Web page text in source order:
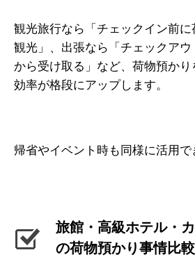
観光旅行なら「チェックイン前
観光」、出張なら「チェックア
から受け取る」など、荷物預か
効率が格段にアップします。
帰省やイベント時も同様に活用で
旅館・高級ホテル・
の荷物預かり事情比較